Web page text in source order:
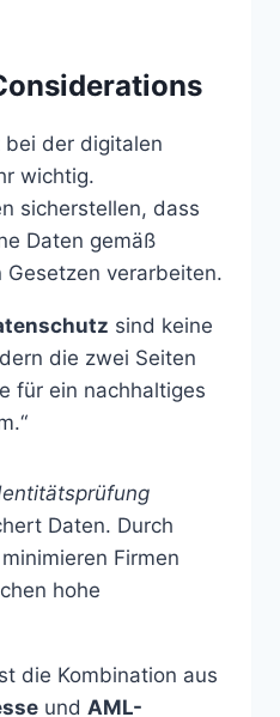
bei der digitalen
wichtig.
sicherstellen, dass
Daten gemäß
Gesetzen verarbeiten.
sind keine
die zwei Seiten
für ein nachhaltiges
Daten. Durch
minimieren Firmen
hohe
die Kombination aus
und AML-